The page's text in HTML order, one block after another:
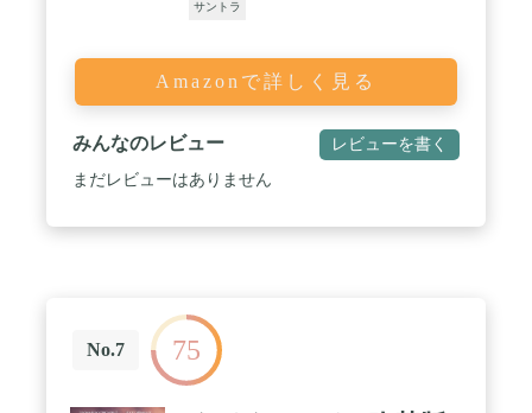
サントラ
Amazonで詳しく見る
みんなのレビュー レビューを書く
まだレビューはありません
No.7 75